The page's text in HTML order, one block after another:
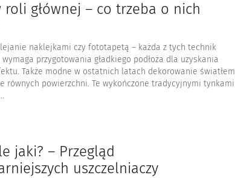
roli głównej – co trzeba o nich
naklejkami czy fototapetą – każda z tych technik
przygotowania gładkiego podłoża dla uzyskania
Także modne w ostatnich latach dekorowanie światłem
równych powierzchni. Te wykończone tradycyjnymi tynkami
jaki? – Przegląd
uszczelniaczy